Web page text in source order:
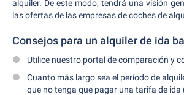
alquiler. De este modo, tendrá una visión
las ofertas de las empresas de coches de
Consejos para un alquiler de ida
Utilice nuestro portal de comparación y
Cuanto más largo sea el período de
que no tenga que pagar una tarifa de